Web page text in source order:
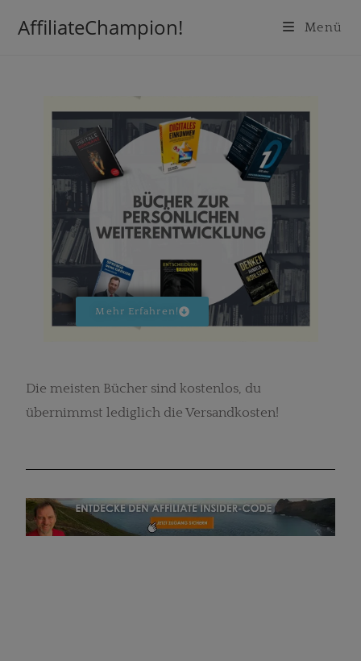
springen
AffiliateChampion! Menü
Mehr Erfahren!
Die meisten Bücher sind kostenlos, du
übernimmst lediglich die Versandkosten!